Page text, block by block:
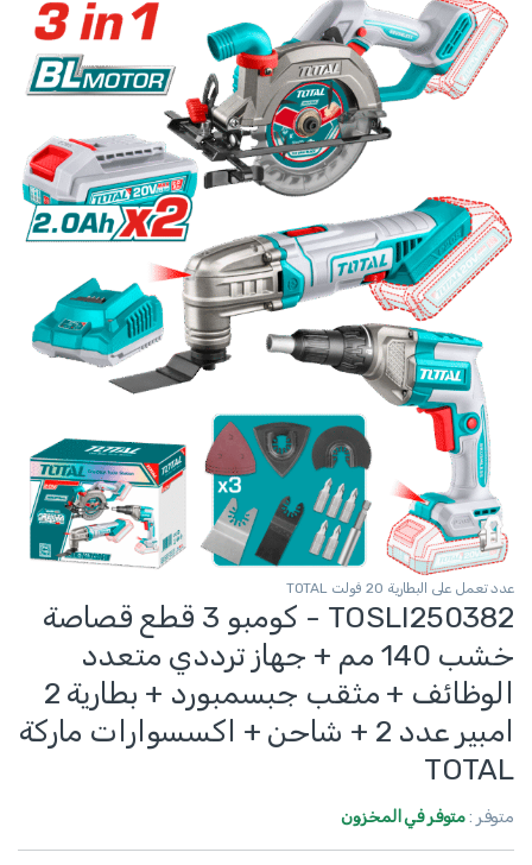
عدد تعمل على البطارية 20 فولت TOTAL
TOSLI250382 - كومبو 3 قطع قصاصة
خشب 140 مم + جهاز ترددي متعدد
الوظائف + مثقب جبسمبورد + بطارية 2
امبير عدد 2 + شاحن + اكسسوارات ماركة
TOTAL
متوفر :متوفر في المخزون